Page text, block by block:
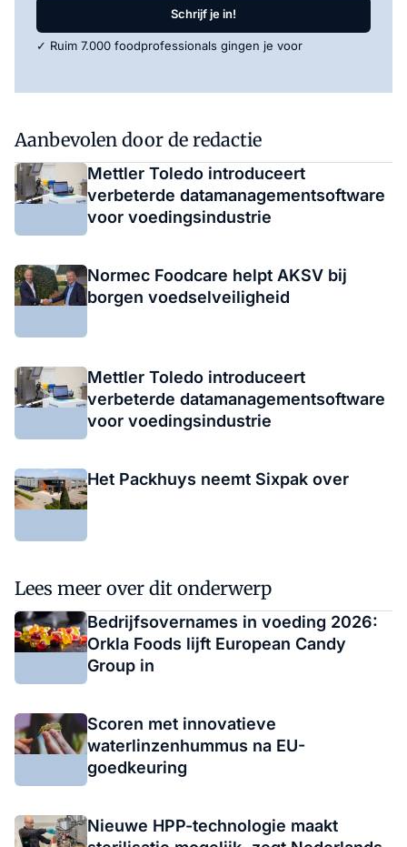
Schrijf je in!
✓ Ruim 7.000 foodprofessionals gingen je voor
Aanbevolen door de redactie
Mettler Toledo introduceert
verbeterde datamanagementsoftware
voor voedingsindustrie
Normec Foodcare helpt AKSV bij
borgen voedselveiligheid
Mettler Toledo introduceert
verbeterde datamanagementsoftware
voor voedingsindustrie
Het Packhuys neemt Sixpak over
Lees meer over dit onderwerp
Bedrijfsovernames in voeding 2026:
Orkla Foods lijft European Candy
Group in
Scoren met innovatieve
waterlinzenhummus na EU-
goedkeuring
Nieuwe HPP-technologie maakt